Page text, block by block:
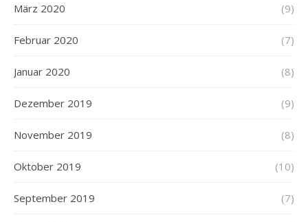
März 2020 (9)
Februar 2020 (7)
Januar 2020 (8)
Dezember 2019 (9)
November 2019 (8)
Oktober 2019 (10)
September 2019 (7)